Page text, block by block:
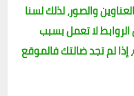
والصور، لذلك لسنا
لا تعمل بسبب
لم تجد ضالتك فالموقع